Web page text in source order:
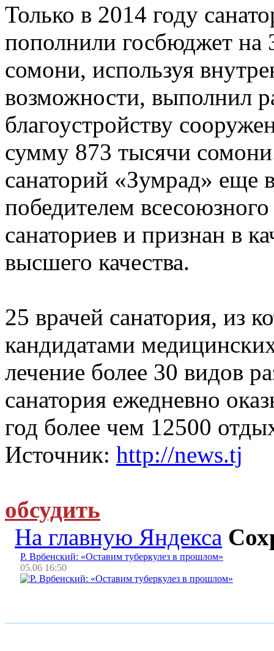
Только в 2014 году
пополнили госбюджет на
сомони, используя
возможности, выполнил
благоустройству
сумму 873 тысячи
санаторий «Зумрад» еще
победителем
санаториев и признан в
высшего качества.
25 врачей санатория, из
кандидатами
лечение более 30 видов
санатория ежедневно
год более чем 12500
Источник: http://news.tj
обсудить
На главную Яндекса
Р. Врбенский: «Оставим туберкулез в прошлом»
05.06 16:50